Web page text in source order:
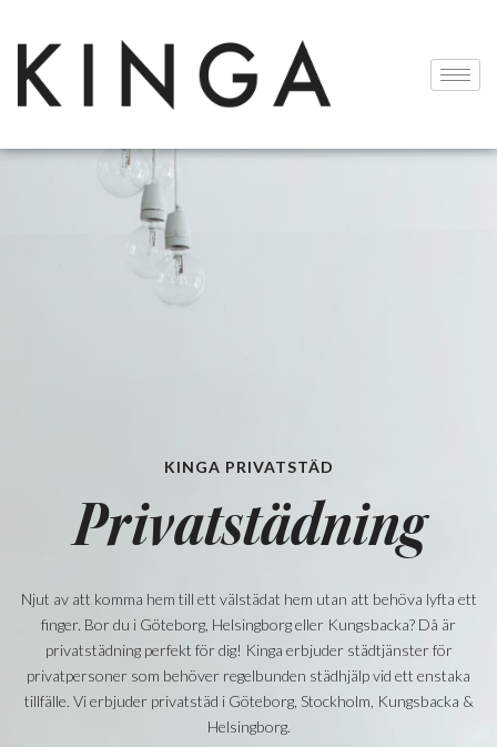
KINGA PRIVATSTÄD
Privatstädning
Njut av att komma hem till ett välstädat hem utan att behöva lyfta ett
finger. Bor du i Göteborg, Helsingborg eller Kungsbacka? Då är
privatstädning perfekt för dig! Kinga erbjuder städtjänster för
privatpersoner som behöver regelbunden städhjälp vid ett enstaka
tillfälle. Vi erbjuder privatstäd i Göteborg, Stockholm, Kungsbacka &
Helsingborg.